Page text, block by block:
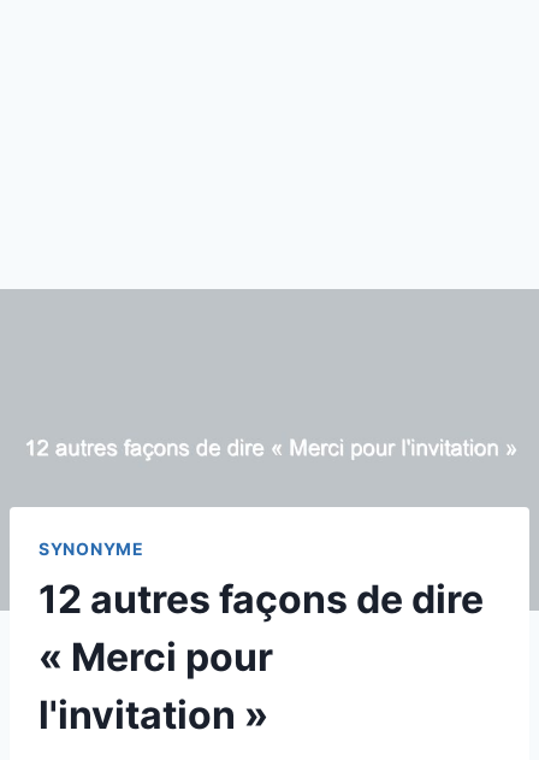
SYNONYME
12 autres façons de dire
« Merci pour
l'invitation »